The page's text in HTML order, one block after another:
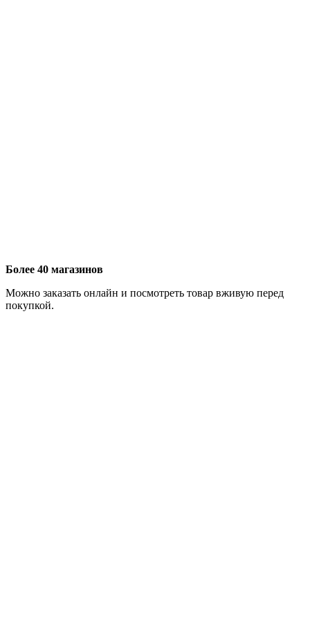
Более 40 магазинов
Можно заказать онлайн и посмотреть товар вживую перед
покупкой.